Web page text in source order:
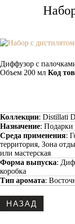
Диффузор с
Объем 200 мл Код
Коллекции: Distillati
Назначение: Подарки
Среда применения:
территория, Зона
или мастерская
Форма выпуска:
коробка
Тип аромата: